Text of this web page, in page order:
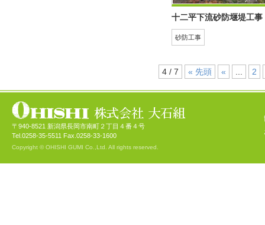
十二平下流砂防堰堤工事
砂防工事
4 / 7 « 先頭 « 2
〒940-8521 新潟県長岡市南町２丁目４番４号
Tel.0258-35-5511 Fax.0258-33-1600
Copyright © OHISHI GUMI Co.,Ltd. All rights reserved.